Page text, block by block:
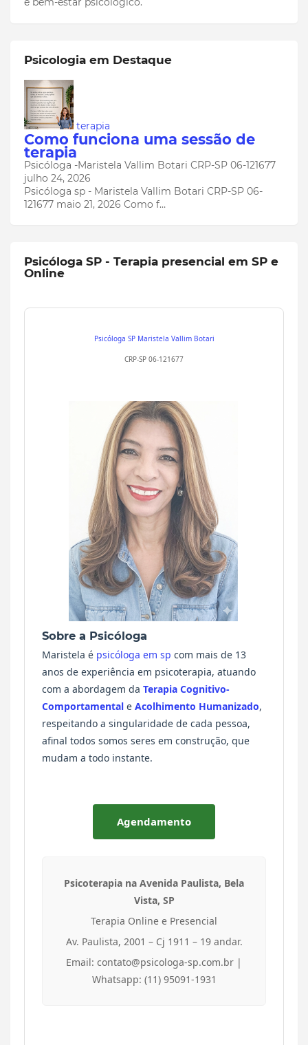
Psicologia em Destaque
terapia
Como funciona uma sessão de
terapia
Psicóloga -Maristela Vallim Botari CRP-SP 06-121677
julho 24, 2026
Psicóloga sp - Maristela Vallim Botari CRP-SP 06-
121677 maio 21, 2026 Como f…
Psicóloga SP - Terapia presencial em SP e
Online
Psicóloga SP Maristela Vallim Botari
CRP-SP 06-121677
Sobre a Psicóloga
Maristela é psicóloga em sp com mais de 13
anos de experiência em psicoterapia, atuando
com a abordagem da Terapia Cognitivo-
Comportamental e Acolhimento Humanizado,
respeitando a singularidade de cada pessoa,
afinal todos somos seres em construção, que
mudam a todo instante.
Agendamento
Psicoterapia na Avenida Paulista, Bela
Vista, SP
Terapia Online e Presencial
Av. Paulista, 2001 – Cj 1911 – 19 andar.
Email: contato@psicologa-sp.com.br |
Whatsapp: (11) 95091-1931